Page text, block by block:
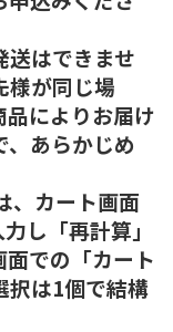
はできませ
様が同じ場
によりお届け
、あらかじめ
、カート画面
し「再計算」
での「カート
択は1個で結構